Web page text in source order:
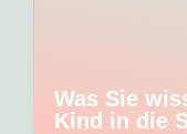
Was Sie
Kind in die